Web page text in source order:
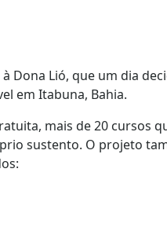
Dona Lió, que um dia
em Itabuna, Bahia.
mais de 20 cursos
sustento. O projeto